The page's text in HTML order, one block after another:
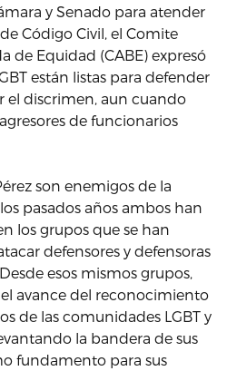
y Senado para atender
Código Civil, el Comite
de Equidad (CABE) expresó
están listas para defender
el discrimen, aun cuando
de funcionarios
son enemigos de la
pasados años ambos han
los grupos que se han
defensores y defensoras
esos mismos grupos,
avance del reconocimiento
de las comunidades LGBT y
la bandera de sus
fundamento para sus